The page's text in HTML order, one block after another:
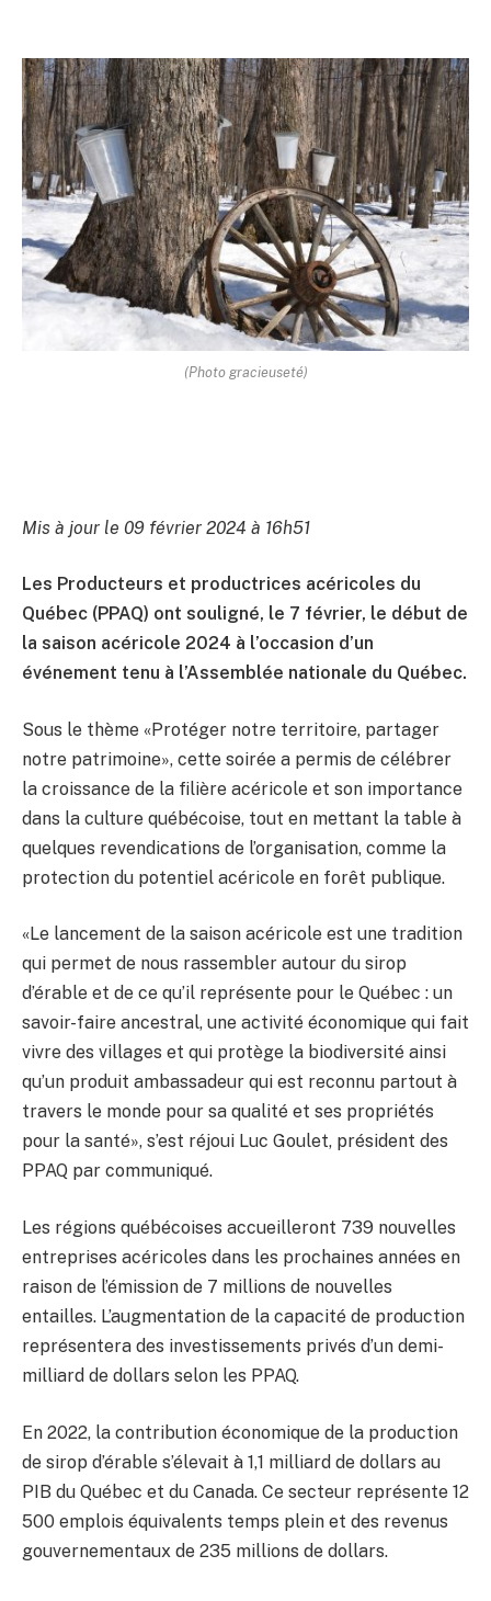
(Photo gracieuseté)
Mis à jour le 09 février 2024 à 16h51
Les Producteurs et productrices acéricoles du
Québec (PPAQ) ont souligné, le 7 février, le début de
la saison acéricole 2024 à l’occasion d’un
événement tenu à l’Assemblée nationale du Québec.
Sous le thème «Protéger notre territoire, partager
notre patrimoine», cette soirée a permis de célébrer
la croissance de la filière acéricole et son importance
dans la culture québécoise, tout en mettant la table à
quelques revendications de l’organisation, comme la
protection du potentiel acéricole en forêt publique.
«Le lancement de la saison acéricole est une tradition
qui permet de nous rassembler autour du sirop
d’érable et de ce qu’il représente pour le Québec : un
savoir-faire ancestral, une activité économique qui fait
vivre des villages et qui protège la biodiversité ainsi
qu’un produit ambassadeur qui est reconnu partout à
travers le monde pour sa qualité et ses propriétés
pour la santé», s’est réjoui Luc Goulet, président des
PPAQ par communiqué.
Les régions québécoises accueilleront 739 nouvelles
entreprises acéricoles dans les prochaines années en
raison de l’émission de 7 millions de nouvelles
entailles. L’augmentation de la capacité de production
représentera des investissements privés d’un demi-
milliard de dollars selon les PPAQ.
En 2022, la contribution économique de la production
de sirop d’érable s’élevait à 1,1 milliard de dollars au
PIB du Québec et du Canada. Ce secteur représente 12
500 emplois équivalents temps plein et des revenus
gouvernementaux de 235 millions de dollars.